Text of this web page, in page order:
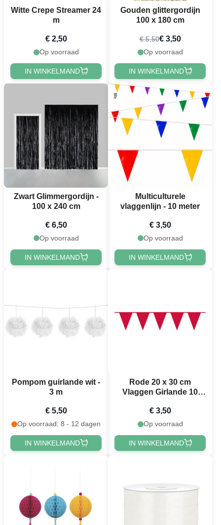
Witte Crepe Streamer 24
m
€ 2,50
Op voorraad
IN WINKELMAND
Gouden glittergordijn
100 x 180 cm
€ 5,50€ 3,50
Op voorraad
IN WINKELMAND
Zwart Glimmergordijn -
100 x 240 cm
€ 6,50
Op voorraad
IN WINKELMAND
Multiculturele
vlaggenlijn - 10 meter
€ 3,50
Op voorraad
IN WINKELMAND
Pompom guirlande wit -
3 m
€ 5,50
Op voorraad: 8 - 12 dagen
IN WINKELMAND
Rode 20 x 30 cm
Vlaggen Girlande 10
€ 3,50
Op voorraad
IN WINKELMAND